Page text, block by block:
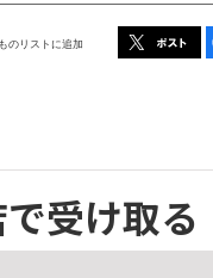
のリストに追加
受け取る